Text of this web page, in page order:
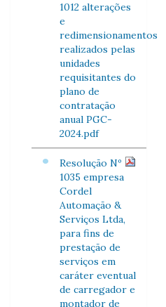
1012 alterações
e
redimensionamentos
realizados pelas
unidades
requisitantes do
plano de
contratação
anual PGC-
2024.pdf
Resolução Nº
1035 empresa
Cordel
Automação &
Serviços Ltda,
para fins de
prestação de
serviços em
caráter eventual
de carregador e
montador de